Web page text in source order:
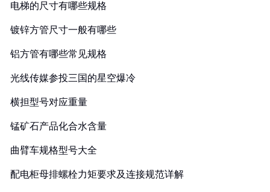
电梯的尺寸有哪些规格
镀锌方管尺寸一般有哪些
铝方管有哪些常见规格
光线传媒参投三国的星空爆冷
横担型号对应重量
锰矿石产品化合水含量
曲臂车规格型号大全
配电柜母排螺栓力矩要求及连接规范详解